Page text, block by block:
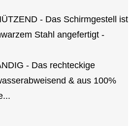
- Das Schirmgestell ist
Stahl angefertigt -
- Das rechteckige
& aus 100%